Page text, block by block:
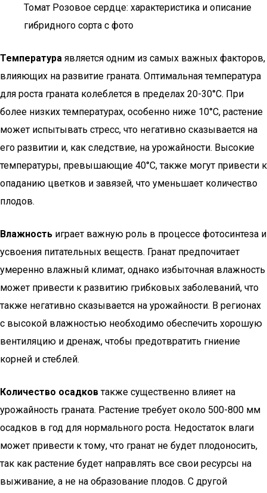
Томат Розовое сердце: характеристика и описание
гибридного сорта с фото
Температура является одним из самых важных факторов,
влияющих на развитие граната. Оптимальная температура
для роста граната колеблется в пределах 20-30°C. При
более низких температурах, особенно ниже 10°C, растение
может испытывать стресс, что негативно сказывается на
его развитии и, как следствие, на урожайности. Высокие
температуры, превышающие 40°C, также могут привести к
опаданию цветков и завязей, что уменьшает количество
плодов.
Влажность играет важную роль в процессе фотосинтеза и
усвоения питательных веществ. Гранат предпочитает
умеренно влажный климат, однако избыточная влажность
может привести к развитию грибковых заболеваний, что
также негативно сказывается на урожайности. В регионах
с высокой влажностью необходимо обеспечить хорошую
вентиляцию и дренаж, чтобы предотвратить гниение
корней и стеблей.
Количество осадковтакже существенно влияет на
урожайность граната. Растение требует около 500-800 мм
осадков в год для нормального роста. Недостаток влаги
может привести к тому, что гранат не будет плодоносить,
так как растение будет направлять все свои ресурсы на
выживание, а не на образование плодов. С другой